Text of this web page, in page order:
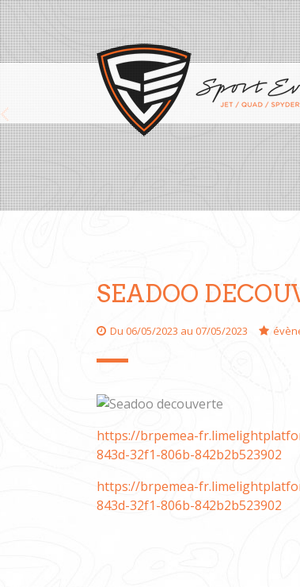
Previous
SEADOO
Du 06/05/2023 au 07/05/2023
https://brpemea-
843d-32f1-806b-842b2b523902
https://brpemea-
843d-32f1-806b-842b2b523902